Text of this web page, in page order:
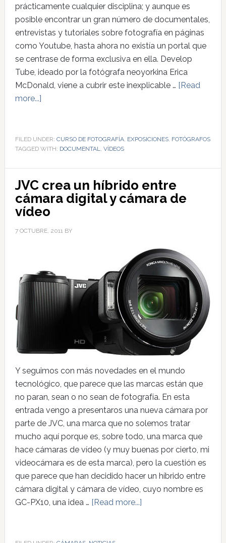
prácticamente cualquier disciplina; y aunque es
posible encontrar un gran número de documentales,
entrevistas y tutoriales sobre fotografía en páginas
como Youtube, hasta ahora no existía un portal que
se centrase de forma exclusiva en ella. Develop
Tube, ideado por la fotógrafa neoyorkina Erica
McDonald, viene a cubrir este inexplicable … [Read
more...]
FILED UNDER: CURSO DE FOTOGRAFÍA, EXPOSICIONES, FOTÓGRAFOS
TAGGED WITH: DOCUMENTAL, VÍDEOS
JVC crea un híbrido entre
cámara digital y cámara de
vídeo
7 OCTUBRE, 2011BY
Y seguimos con más novedades en el mundo
tecnológico, que parece que las marcas están que
no paran, sean o no sean de fotografía. En esta
entrada vengo a presentaros una nueva cámara por
parte de JVC, una marca que no solemos tratar
mucho aquí porque es, sobre todo, una marca que
hace cámaras de vídeo (y muy buenas por cierto, mi
videocámara es de esta marca), pero la cuestión es
que parece que han decidido hacer un híbrido entre
cámara digital y cámara de vídeo, cuyo nombre es
GC-PX10, una idea … [Read more...]